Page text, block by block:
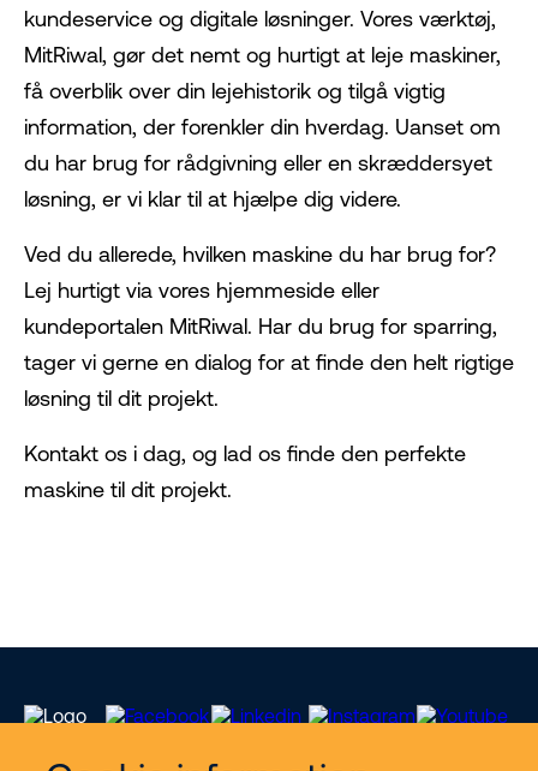
kundeservice og digitale løsninger. Vores værktøj,
MitRiwal, gør det nemt og hurtigt at leje maskiner,
få overblik over din lejehistorik og tilgå vigtig
information, der forenkler din hverdag. Uanset om
du har brug for rådgivning eller en skræddersyet
løsning, er vi klar til at hjælpe dig videre.
Ved du allerede, hvilken maskine du har brug for?
Lej hurtigt via vores hjemmeside eller
kundeportalen MitRiwal. Har du brug for sparring,
tager vi gerne en dialog for at finde den helt rigtige
løsning til dit projekt.
Kontakt os i dag, og lad os finde den perfekte
maskine til dit projekt.